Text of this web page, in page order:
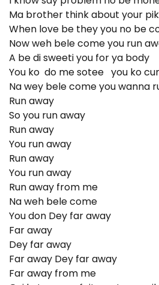
Ma brother think about your
When love be they you no be
Now weh bele come you run
A be di sweeti you for ya body
You ko do me sotee you ko
Na wey bele come you wanna
Run away
So you run away
Run away
You run away
Run away
You run away
Run away from me
Na weh bele come
You don Dey far away
Far away
Dey far away
Far away Dey far away
Far away from me